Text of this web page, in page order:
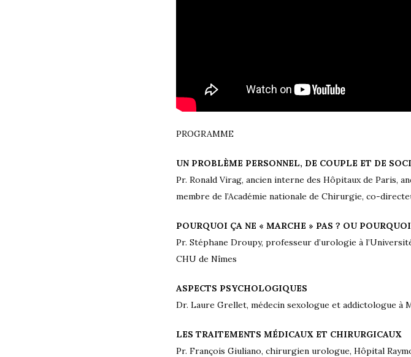
PROGRAMME
UN PROBLÈME PERSONNEL, DE COUPLE ET DE
Pr. Ronald Virag, ancien interne des Hôpitaux de Paris,
membre de l’Académie nationale de Chirurgie, co-
POURQUOI ÇA NE « MARCHE » PAS ? OU
Pr. Stéphane Droupy, professeur d’urologie à
CHU de Nîmes
ASPECTS PSYCHOLOGIQUES
Dr. Laure Grellet, médecin sexologue et addictologue à
LES TRAITEMENTS MÉDICAUX ET CHIRURGICAUX
Pr. François Giuliano, chirurgien urologue, Hôpital